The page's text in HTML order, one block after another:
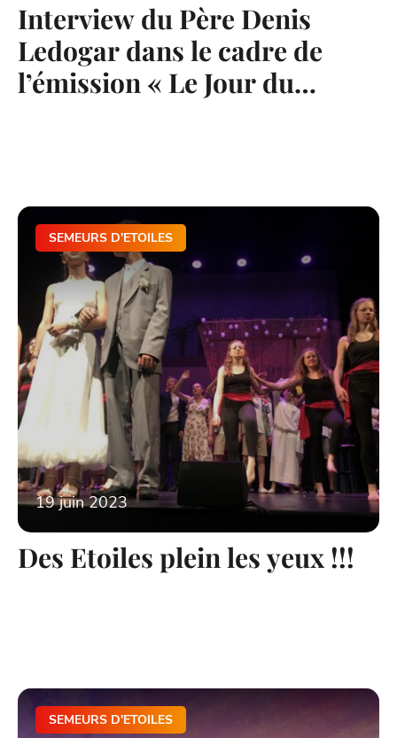
Interview du Père Denis
Ledogar dans le cadre de
l’émission « Le Jour du
SEMEURS D'ETOILES
19 juin 2023
Des Etoiles plein les yeux !!!
SEMEURS D'ETOILES